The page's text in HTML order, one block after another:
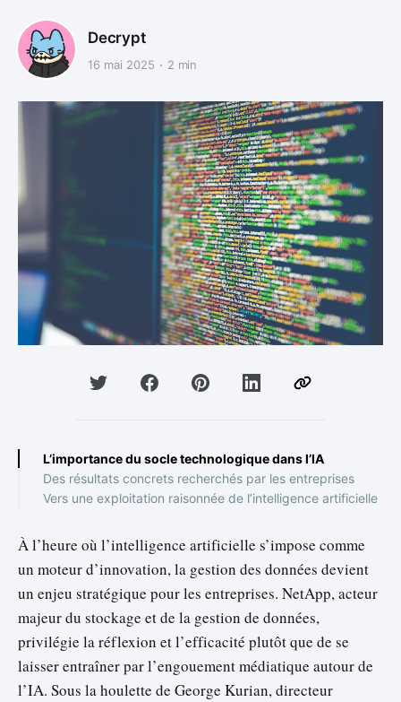
Decrypt
16 mai 2025 2 min
L’importance du socle technologique dans l’IA
Des résultats concrets recherchés par les entreprises
Vers une exploitation raisonnée de l’intelligence artificielle
À l’heure où l’intelligence artificielle s’impose comme
un moteur d’innovation, la gestion des données devient
un enjeu stratégique pour les entreprises. NetApp, acteur
majeur du stockage et de la gestion de données,
privilégie la réflexion et l’efficacité plutôt que de se
laisser entraîner par l’engouement médiatique autour de
l’IA. Sous la houlette de George Kurian, directeur